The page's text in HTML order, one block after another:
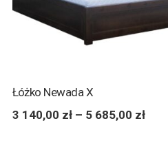
Łóżko Newada X
3 140,00 zł– 5 685,00 zł